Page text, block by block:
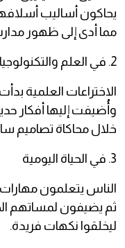
يحاكون أساليب
مما أدى إلى ظهور
2. في العلم والتكنولوجيا
الاختراعات العلمية
وأُضيفت إليها أفكار
خلال محاكاة تصاميم
3. في الحياة اليومية
الناس يتعلمون
ثم يضيفون لمساتهم
ليخلقوا نكهات فريدة.